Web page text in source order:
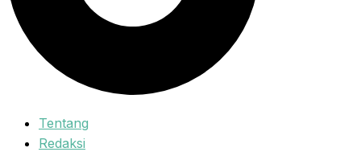
Tentang
Redaksi